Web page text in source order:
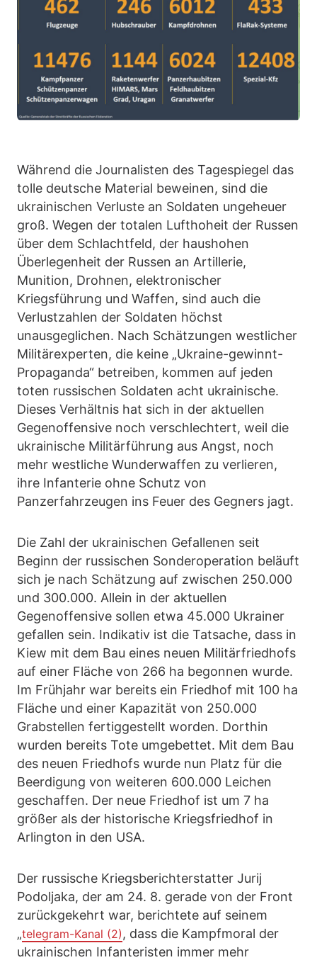
Während die Journalisten des Tagespiegel das
tolle deutsche Material beweinen, sind die
ukrainischen Verluste an Soldaten ungeheuer
groß. Wegen der totalen Lufthoheit der Russen
über dem Schlachtfeld, der haushohen
Überlegenheit der Russen an Artillerie,
Munition, Drohnen, elektronischer
Kriegsführung und Waffen, sind auch die
Verlustzahlen der Soldaten höchst
unausgeglichen. Nach Schätzungen westlicher
Militärexperten, die keine „Ukraine-gewinnt-
Propaganda“ betreiben, kommen auf jeden
toten russischen Soldaten acht ukrainische.
Dieses Verhältnis hat sich in der aktuellen
Gegenoffensive noch verschlechtert, weil die
ukrainische Militärführung aus Angst, noch
mehr westliche Wunderwaffen zu verlieren,
ihre Infanterie ohne Schutz von
Panzerfahrzeugen ins Feuer des Gegners jagt.
Die Zahl der ukrainischen Gefallenen seit
Beginn der russischen Sonderoperation beläuft
sich je nach Schätzung auf zwischen 250.000
und 300.000. Allein in der aktuellen
Gegenoffensive sollen etwa 45.000 Ukrainer
gefallen sein. Indikativ ist die Tatsache, dass in
Kiew mit dem Bau eines neuen Militärfriedhofs
auf einer Fläche von 266 ha begonnen wurde.
Im Frühjahr war bereits ein Friedhof mit 100 ha
Fläche und einer Kapazität von 250.000
Grabstellen fertiggestellt worden. Dorthin
wurden bereits Tote umgebettet. Mit dem Bau
des neuen Friedhofs wurde nun Platz für die
Beerdigung von weiteren 600.000 Leichen
geschaffen. Der neue Friedhof ist um 7 ha
größer als der historische Kriegsfriedhof in
Arlington in den USA.
Der russische Kriegsberichterstatter Jurij
Podoljaka, der am 24. 8. gerade von der Front
zurückgekehrt war, berichtete auf seinem
„telegram-Kanal (2) , dass die Kampfmoral der
ukrainischen Infanteristen immer mehr